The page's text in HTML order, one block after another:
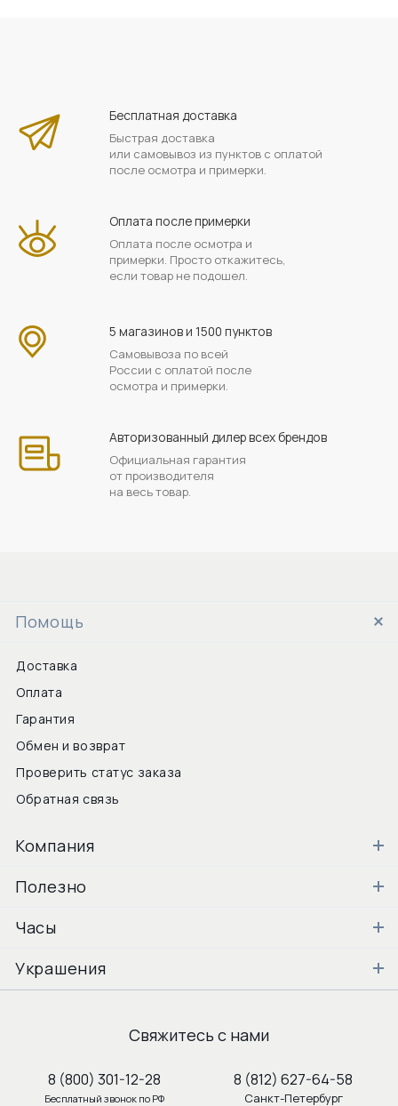
Бесплатная доставка
Быстрая доставка
или самовывоз из пунктов с оплатой
после осмотра и примерки.
Оплата после примерки
Оплата после осмотра и
примерки. Просто откажитесь,
если товар не подошел.
5 магазинов и 1500 пунктов
Самовывоза по всей
России с оплатой после
осмотра и примерки.
Авторизованный дилер всех брендов
Официальная гарантия
от производителя
на весь товар.
Помощь
Доставка
Оплата
Гарантия
Обмен и возврат
Проверить статус заказа
Обратная связь
Компания
Полезно
Часы
Украшения
Свяжитесь с нами
8 (800) 301-12-28
Бесплатный звонок по РФ
8 (812) 627-64-58
Санкт-Петербург